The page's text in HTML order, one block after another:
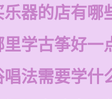
乐器的店有哪
里学古筝好一
唱法需要学什